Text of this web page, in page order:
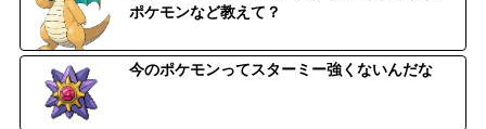
ポケモンなど教えて？
今のポケモンってスターミー強くないんだな